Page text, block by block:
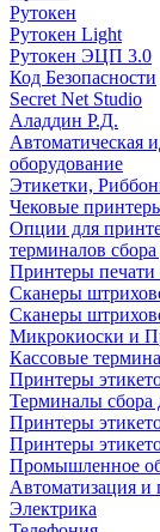
Рутокен
Рутокен Light
Рутокен ЭЦП 3.0
Код Безопасности
Secret Net Studio
Аладдин Р.Д.
Автоматическая
оборудование
Этикетки,
Чековые
Опции для
терминалов
Принтеры печати
Сканеры
Сканеры
Микрокиоски и
Кассовые
Принтеры
Терминалы
Принтеры
Принтеры
Промышленное
Автоматизация
Электрика